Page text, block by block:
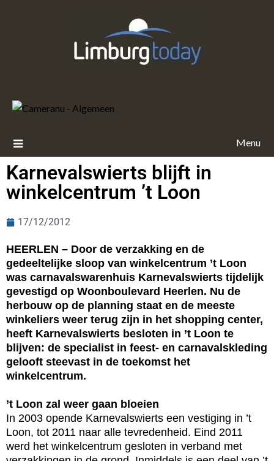
Menu
Karnevalswierts blijft in
winkelcentrum ’t Loon
17/12/2012
HEERLEN – Door de verzakking en de
gedeeltelijke sloop van winkelcentrum ’t Loon
was carnavalswarenhuis Karnevalswierts tijdelijk
gevestigd op Woonboulevard Heerlen. Nu de
herbouw op de planning staat en de meeste
winkeliers weer terug zijn in het shopping center,
heeft Karnevalswierts besloten in ’t Loon te
blijven: de specialist in feest- en carnavalskleding
gelooft steevast in de toekomst het
winkelcentrum.
’t Loon zal weer gaan bloeien
In 2003 opende Karnevalswierts een vestiging in ’t
Loon, tot 2011 naar alle tevredenheid. Eind 2011
werd het winkelcentrum gesloten in verband met